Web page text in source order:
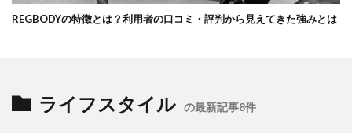
REGBODYの特徴とは？利用者の口コミ・評判から見えてきた強みとは
ライフスタイル の最新記事8件